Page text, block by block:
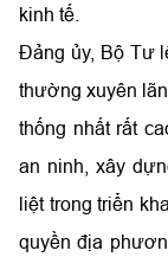
kinh tế.
Đảng ủy, Bộ Tư
thường xuyên
thống nhất rất
an ninh, xây
liệt trong triển
quyền địa